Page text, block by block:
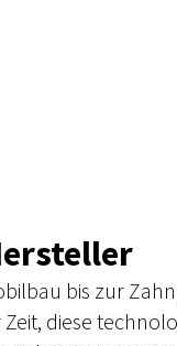
bis zur
diese